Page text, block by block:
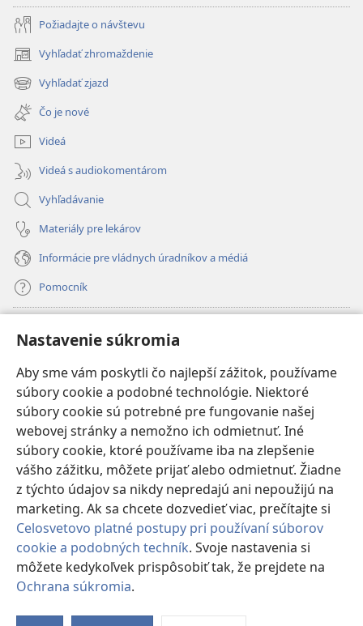
Nastavenie súkromia
Aby sme vám poskytli čo najlepší zážitok, používame
súbory cookie a podobné technológie. Niektoré
súbory cookie sú potrebné pre fungovanie našej
webovej stránky a nemožno ich odmietnuť. Iné
súbory cookie, ktoré používame iba na zlepšenie
vášho zážitku, môžete prijať alebo odmietnuť. Žiadne
z týchto údajov sa nikdy nepredajú ani nepoužijú na
marketing. Ak sa chcete dozvedieť viac, prečítajte si
Celosvetovo platné postupy pri používaní súborov
cookie a podobných techník. Svoje nastavenia si
môžete kedykoľvek prispôsobiť tak, že prejdete na
Ochrana súkromia.
Požiadajte o návštevu
Vyhľadať zhromaždenie
(otvorí
nové
okno)
Vyhľadať zjazd
(otvorí
nové
okno)
Čo je nové
Videá
Videá s audiokomentárom
Vyhľadávanie
Materiály pre lekárov
Informácie pre vládnych úradníkov a médiá
Pomocník
(otvorí
nové
okno)
INTERNETOVÁ KNIŽNICA Strážnej veže
(otvorí
nové
okno)JW Hub ®
(otvorí
nové
okno)JW Library
Watchtower Library
Copyright© 2026 Watch Tower Bible and Tract Society of Pennsylvania.
PODMIENKY POUŽÍVANIA